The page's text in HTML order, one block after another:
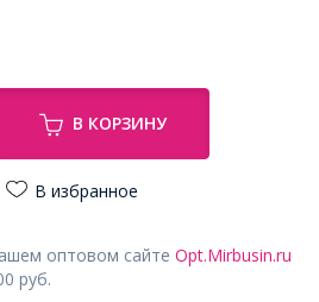
В КОРЗИНУ
В избранное
оптовом сайте Opt.Mirbusin.ru
руб.